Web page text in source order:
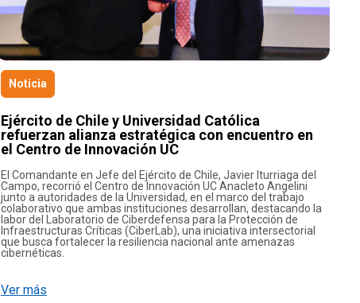
Noticia
Ejército de Chile y Universidad Católica
refuerzan alianza estratégica con encuentro en
el Centro de Innovación UC
El Comandante en Jefe del Ejército de Chile, Javier Iturriaga del
Campo, recorrió el Centro de Innovación UC Anacleto Angelini
junto a autoridades de la Universidad, en el marco del trabajo
colaborativo que ambas instituciones desarrollan, destacando la
labor del Laboratorio de Ciberdefensa para la Protección de
Infraestructuras Críticas (CiberLab), una iniciativa intersectorial
que busca fortalecer la resiliencia nacional ante amenazas
cibernéticas.
Ver más